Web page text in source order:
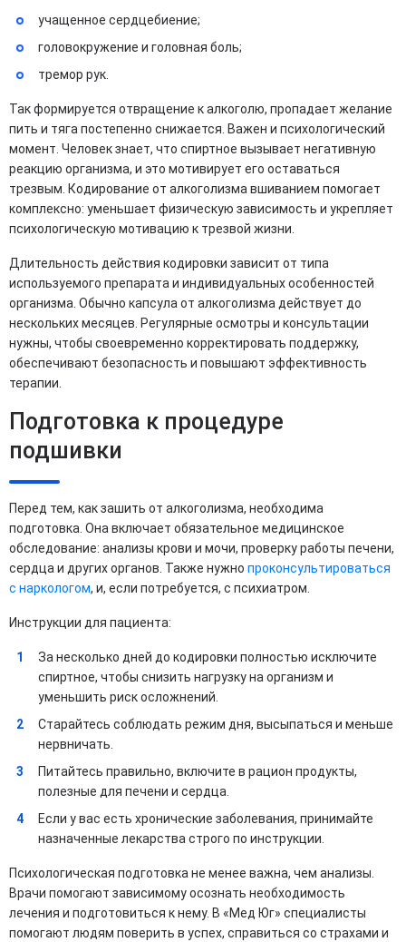
учащенное сердцебиение;
головокружение и головная боль;
тремор рук.
Так формируется отвращение к алкоголю, пропадает желание
пить и тяга постепенно снижается. Важен и психологический
момент. Человек знает, что спиртное вызывает негативную
реакцию организма, и это мотивирует его оставаться
трезвым. Кодирование от алкоголизма вшиванием помогает
комплексно: уменьшает физическую зависимость и укрепляет
психологическую мотивацию к трезвой жизни.
Длительность действия кодировки зависит от типа
используемого препарата и индивидуальных особенностей
организма. Обычно капсула от алкоголизма действует до
нескольких месяцев. Регулярные осмотры и консультации
нужны, чтобы своевременно корректировать поддержку,
обеспечивают безопасность и повышают эффективность
терапии.
Подготовка к процедуре
подшивки
Перед тем, как зашить от алкоголизма, необходима
подготовка. Она включает обязательное медицинское
обследование: анализы крови и мочи, проверку работы печени,
сердца и других органов. Также нужно проконсультироваться
с наркологом, и, если потребуется, с психиатром.
Инструкции для пациента:
За несколько дней до кодировки полностью исключите
спиртное, чтобы снизить нагрузку на организм и
уменьшить риск осложнений.
Старайтесь соблюдать режим дня, высыпаться и меньше
нервничать.
Питайтесь правильно, включите в рацион продукты,
полезные для печени и сердца.
Если у вас есть хронические заболевания, принимайте
назначенные лекарства строго по инструкции.
Психологическая подготовка не менее важна, чем анализы.
Врачи помогают зависимому осознать необходимость
лечения и подготовиться к нему. В «Мед Юг» специалисты
помогают людям поверить в успех, справиться со страхами и